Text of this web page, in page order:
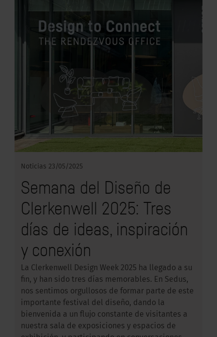
Noticias 23/05/2025
Semana del Diseño de
Clerkenwell 2025: Tres
días de ideas, inspiración
y conexión
La Clerkenwell Design Week 2025 ha llegado a su
fin, y han sido tres días memorables. En Sedus,
nos sentimos orgullosos de formar parte de este
importante festival del diseño, dando la
bienvenida a un flujo constante de visitantes a
nuestra sala de exposiciones y espacios de